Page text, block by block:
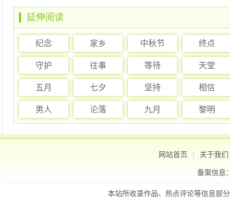
延伸阅读
纪念 家乡 中秋节 终点
守护 往事 等待 天堂
五月 七夕 坚持 相信
男人 沦落 九月 黎明
网站首页 | 关于我们
备案信息
本站所收录作品、热点评论等信息部